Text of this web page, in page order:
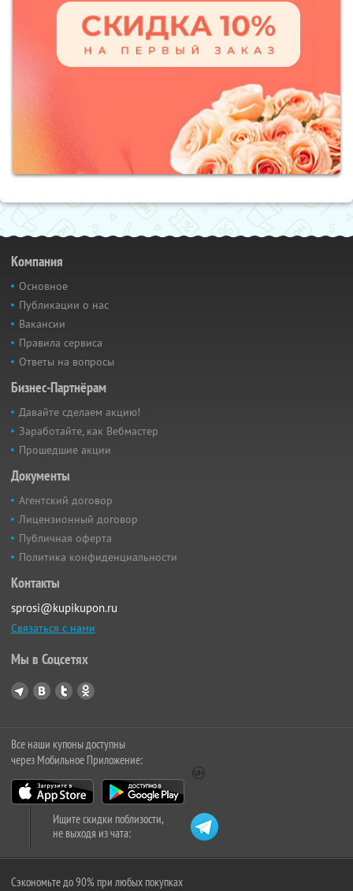
Компания
Основное
Публикации о нас
Вакансии
Правила сервиса
Ответы на вопросы
Бизнес-Партнёрам
Давайте сделаем акцию!
Заработайте, как Вебмастер
Прошедшие акции
Документы
Агентский договор
Лицензионный договор
Публичная оферта
Политика конфиденциальности
Контакты
sprosi@kupikupon.ru
Связаться с нами
Мы в Соцсетях
Все наши купоны доступны
через Мобильное Приложение:
Ищите скидки поблизости,
не выходя из чата:
Сэкономьте до 90% при любых покупках